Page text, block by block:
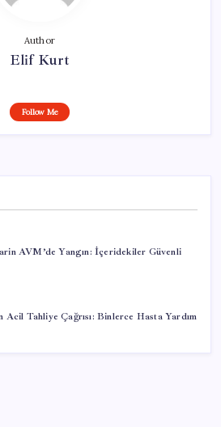
Author
Elif Kurt
Follow Me
AVM’de Yangın: İçeridekiler Güvenli
Acil Tahliye Çağrısı: Binlerce Hasta Yardım